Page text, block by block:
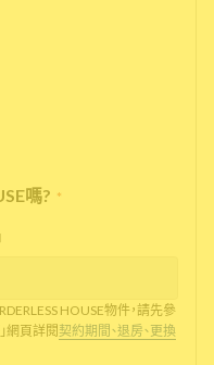
嗎? *
HOUSE物件，請先參
網頁詳閱 契約期間、退房、更換